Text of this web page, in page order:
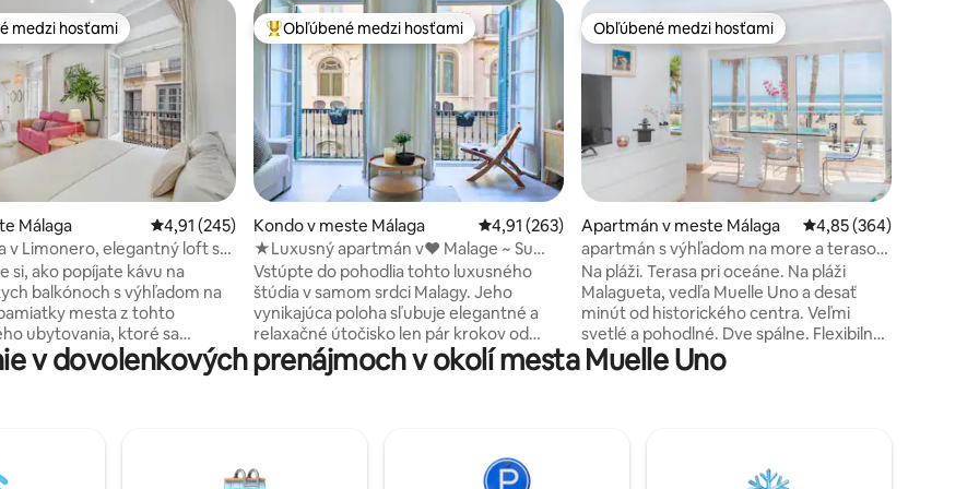
5 z 5, počet hodnotení: 194
medzi hosťami
medzi hosťami
Málaga Priemerné ohodnotenie 4,91 z 5, počet hodnotení: 245
4,91 (245)
v Limonero, elegantný loft s
balkónmi...
si, ako popíjate kávu na
balkónoch s výhľadom na
mesta z tohto
ubytovania, ktoré sa
pár metrov od Plaza de la
námestia Malagy v
úžasné francúzske balkóny s
Najobľúbenejšie medzi hosťami
Obľúbené medzi hosťami
Kondo v meste Málaga Priemerné ohodnotenie 4,91 z 5, počet hodnotení: 263
4,91 (263)
★Luxusný apartmán v♥ Malage ~ Su
Casa Away
Vstúpte do pohodlia tohto luxusného
štúdia v samom srdci Malagy. Jeho
vynikajúca poloha sľubuje elegantné a
relaxačné útočisko len pár krokov od
hlavného miestneho trhu, historických
pamiatok, očarujúcich kaviarní, najlepších
dizajn a bohatý zoznam vybavenia vás
zanechajú v úžasu. Postele veľkosti✔
Obľúbené medzi hosťami
Obľúbené medzi hosťami
Apartmán v meste Málaga Priemerné
4,85 (364)
apartmán s výhľadom na more a terasou
malagueta
Na pláži. Terasa pri oceáne. Na pláži
Malagueta, vedľa Muelle Uno a desať
minút od historického centra. Veľmi
svetlé a pohodlné. Dve spálne. Flexibilné
časy príchodu. Klimatizácia v obývacej
izbe a spálňach, rýchle Wi-Fi pripojenie a
kávovar, rúra a všetko, čo potrebujete na
v dovolenkových prenájmoch v okolí mesta Muelle Uno